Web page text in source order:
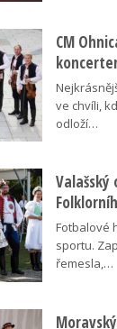
CM
ve chvíli,
odloží…
Valašský
Fotbalové
sportu.
řemesla,…